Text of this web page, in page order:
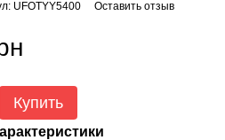
UFOTYY5400 Оставить отзыв
Купить